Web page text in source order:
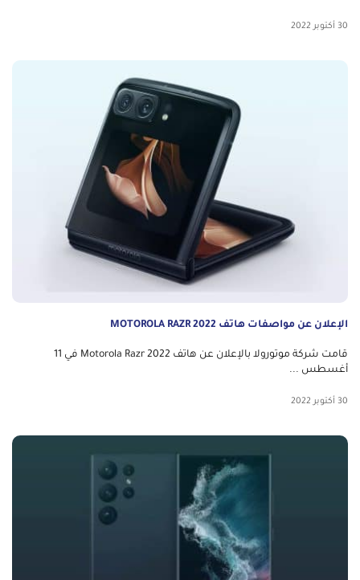
30 أكتوبر 2022
الإعلان عن مواصفات هاتف MOTOROLA RAZR 2022
قامت شركة موتورولا بالإعلان عن هاتف Motorola Razr 2022 في 11
أغسطس ...
30 أكتوبر 2022